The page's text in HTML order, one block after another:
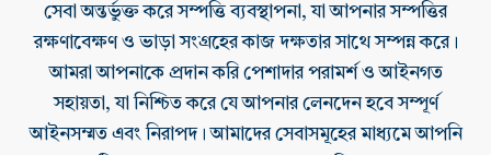
সেবা অন্তর্ভুক্ত করে সম্পত্তি ব্যবস্থাপনা, যা আপনার সম্পত্তির
রক্ষণাবেক্ষণ ও ভাড়া সংগ্রহের কাজ দক্ষতার সাথে সম্পন্ন করে।
আমরা আপনাকে প্রদান করি পেশাদার পরামর্শ ও আইনগত
সহায়তা, যা নিশ্চিত করে যে আপনার লেনদেন হবে সম্পূর্ণ
আইনসম্মত এবং নিরাপদ। আমাদের সেবাসমূহের মাধ্যমে আপনি